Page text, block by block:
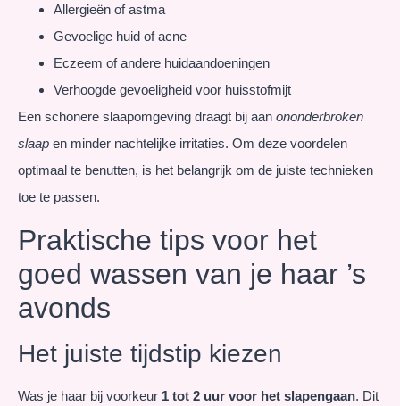
Allergieën of astma
Gevoelige huid of acne
Eczeem of andere huidaandoeningen
Verhoogde gevoeligheid voor huisstofmijt
Een schonere slaapomgeving draagt bij aan ononderbroken
slaap en minder nachtelijke irritaties. Om deze voordelen
optimaal te benutten, is het belangrijk om de juiste technieken
toe te passen.
Praktische tips voor het
goed wassen van je haar ’s
avonds
Het juiste tijdstip kiezen
Was je haar bij voorkeur 1 tot 2 uur voor het slapengaan. Dit